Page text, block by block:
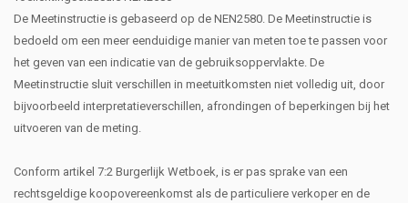
De Meetinstructie is gebaseerd op de NEN2580. De Meetinstructie is
bedoeld om een meer eenduidige manier van meten toe te passen voor
het geven van een indicatie van de gebruiksoppervlakte. De
Meetinstructie sluit verschillen in meetuitkomsten niet volledig uit, door
bijvoorbeeld interpretatieverschillen, afrondingen of beperkingen bij het
uitvoeren van de meting.
Conform artikel 7:2 Burgerlijk Wetboek, is er pas sprake van een
rechtsgeldige koopovereenkomst als de particuliere verkoper en de